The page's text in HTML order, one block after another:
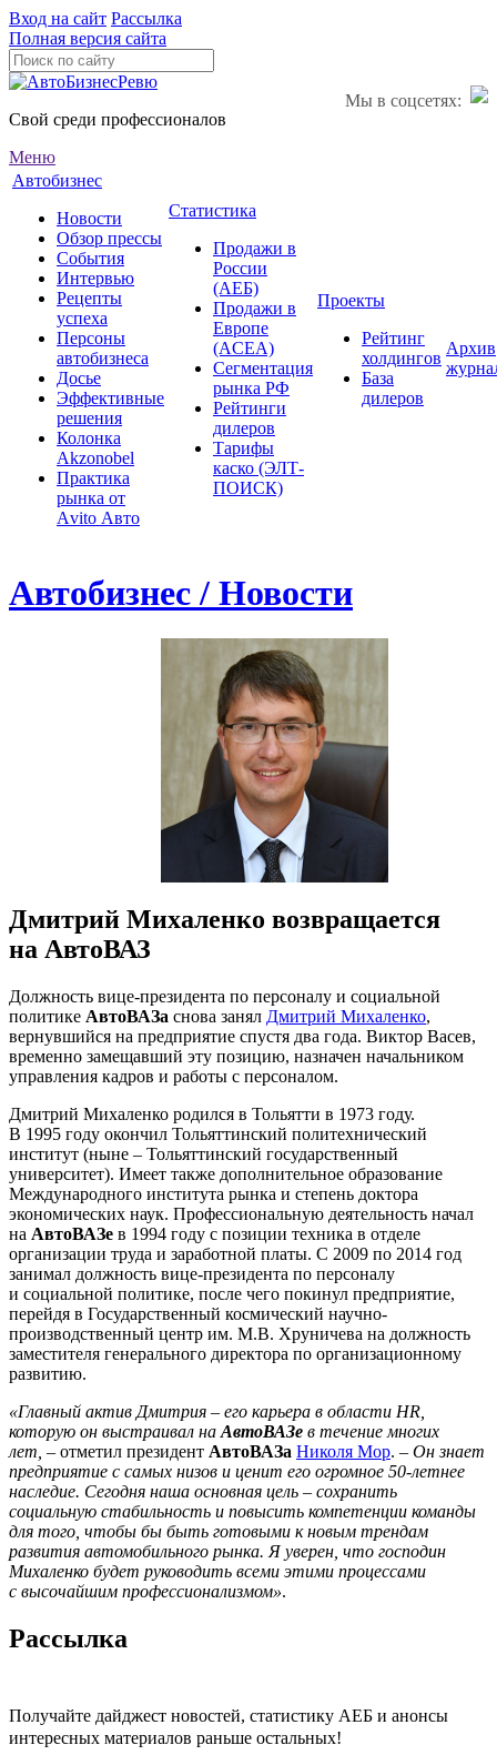
Вход на сайт Рассылка
Полная версия сайта
Мы в соцсетях:
Свой среди профессионалов
Меню
Автобизнес
Новости
Обзор прессы
События
Интервью
Рецепты
успеха
Персоны
автобизнеса
Досье
Эффективные
решения
Колонка
Akzonobel
Практика
рынка от
Аvito Авто
Статистика
Продажи в
России
(АЕБ)
Продажи в
Европе
(ACEA)
Сегментация
рынка РФ
Рейтинги
дилеров
Тарифы
каско (ЭЛТ-
ПОИСК)
Проекты
Рейтинг
холдингов
База
дилеров
Архив
Автобизнес / Новости
Дмитрий Михаленко возвращается
на АвтоВАЗ
Должность вице-президента по персоналу и социальной
политике АвтоВАЗа снова занял Дмитрий Михаленко,
вернувшийся на предприятие спустя два года. Виктор Васев,
временно замещавший эту позицию, назначен начальником
управления кадров и работы с персоналом.
Дмитрий Михаленко родился в Тольятти в 1973 году.
В 1995 году окончил Тольяттинский политехнический
институт (ныне – Тольяттинский государственный
университет). Имеет также дополнительное образование
Международного института рынка и степень доктора
экономических наук. Профессиональную деятельность начал
на АвтоВАЗе в 1994 году с позиции техника в отделе
организации труда и заработной платы. С 2009 по 2014 год
занимал должность вице-президента по персоналу
и социальной политике, после чего покинул предприятие,
перейдя в Государственный космический научно-
производственный центр им. М.В. Хруничева на должность
заместителя генерального директора по организационному
развитию.
«Главный актив Дмитрия – его карьера в области HR,
которую он выстраивал на АвтоВАЗе в течение многих
лет, – отметил президент АвтоВАЗа Николя Мор. – Он знает
предприятие с самых низов и ценит его огромное 50-летнее
наследие. Сегодня наша основная цель – сохранить
социальную стабильность и повысить компетенции команды
для того, чтобы бы быть готовыми к новым трендам
развития автомобильного рынка. Я уверен, что господин
Михаленко будет руководить всеми этими процессами
с высочайшим профессионализмом».
Рассылка
Получайте дайджест новостей, статистику АЕБ и анонсы
интересных материалов раньше остальных!